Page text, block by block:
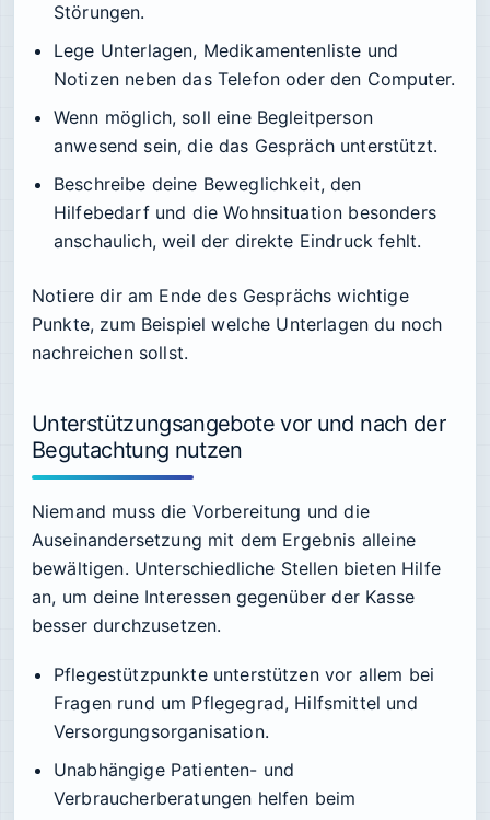
Störungen.
Lege Unterlagen, Medikamentenliste und
Notizen neben das Telefon oder den Computer.
Wenn möglich, soll eine Begleitperson
anwesend sein, die das Gespräch unterstützt.
Beschreibe deine Beweglichkeit, den
Hilfebedarf und die Wohnsituation besonders
anschaulich, weil der direkte Eindruck fehlt.
Notiere dir am Ende des Gesprächs wichtige
Punkte, zum Beispiel welche Unterlagen du noch
nachreichen sollst.
Unterstützungsangebote vor und nach der
Begutachtung nutzen
Niemand muss die Vorbereitung und die
Auseinandersetzung mit dem Ergebnis alleine
bewältigen. Unterschiedliche Stellen bieten Hilfe
an, um deine Interessen gegenüber der Kasse
besser durchzusetzen.
Pflegestützpunkte unterstützen vor allem bei
Fragen rund um Pflegegrad, Hilfsmittel und
Versorgungsorganisation.
Unabhängige Patienten- und
Verbraucherberatungen helfen beim